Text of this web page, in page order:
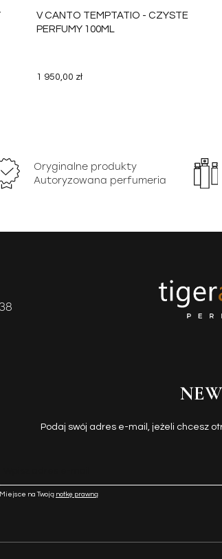
V CANTO TEMPTATIO - CZYSTE
PERFUMY 100ML
1 950,00 zł
Oryginalne produkty
Autoryzowana perfumeria
Podaj swój adres e-mail, jeżeli chcesz
Miejsce na Twoją notkę prawną